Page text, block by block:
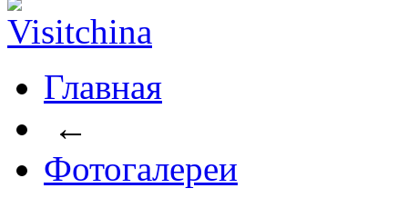
Главная
←
Фотогалереи